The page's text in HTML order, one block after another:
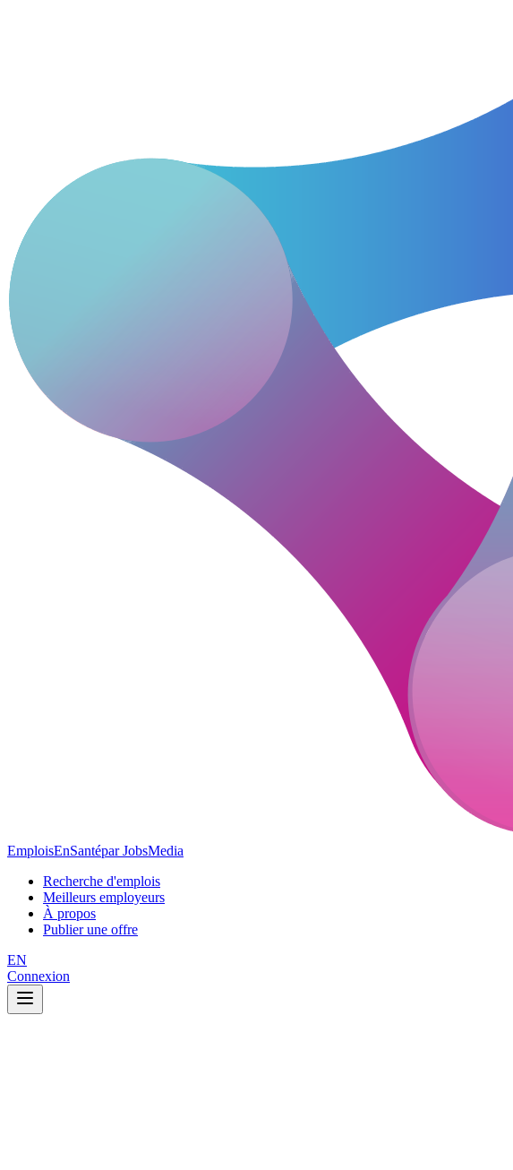
EmploisEnSantépar JobsMedia
Recherche d'emplois
Meilleurs employeurs
À propos
Publier une offre
EN
Connexion